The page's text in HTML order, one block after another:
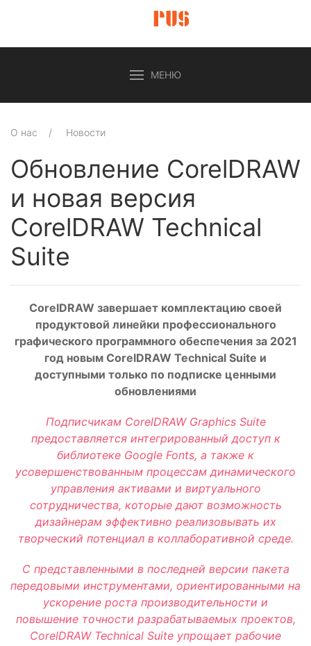
МЕНЮ
О нас Новости
Обновление CorelDRAW
и новая версия
CorelDRAW Technical
Suite
CorelDRAW завершает комплектацию своей
продуктовой линейки профессионального
графического программного обеспечения за 2021
год новым CorelDRAW Technical Suite и
доступными только по подписке ценными
обновлениями
Подписчикам CorelDRAW Graphics Suite
предоставляется интегрированный доступ к
библиотеке Google Fonts, а также к
усовершенствованным процессам динамического
управления активами и виртуального
сотрудничества, которые дают возможность
дизайнерам эффективно реализовывать их
творческий потенциал в коллаборативной среде.
С представленными в последней версии пакета
передовыми инструментами, ориентированными на
ускорение роста производительности и
повышение точности разрабатываемых проектов,
CorelDRAW Technical Suite упрощает рабочие